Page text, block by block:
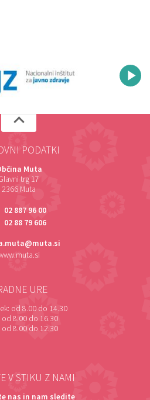
PODATKI
Muta
trg 17
2366 Muta
02 887 96 00
02 88 79 606
URE
od 8.00 do 14.30
od 8.00 do 16.30
od 8.00 do 12.30
V STIKU Z NAMI
nas in nam sledite